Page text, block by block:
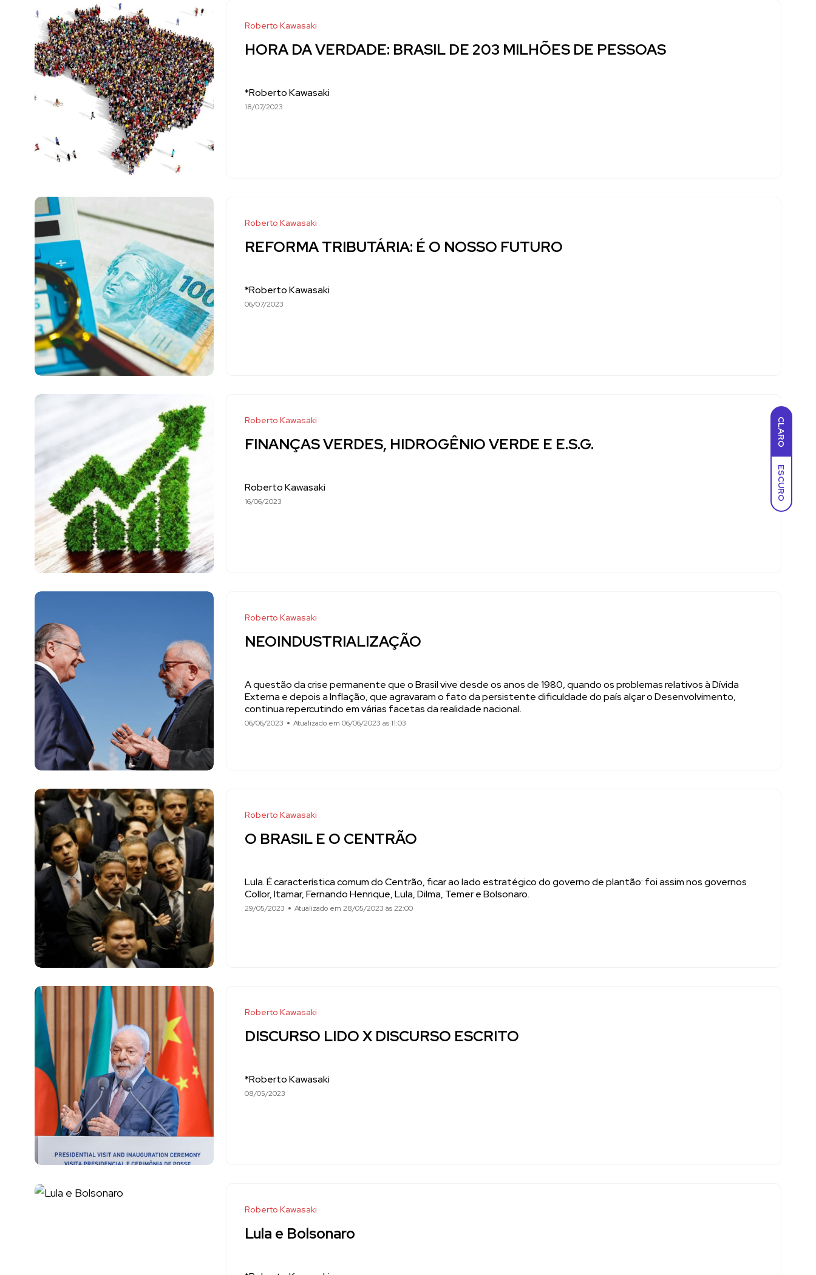
CLARO
ESCURO
Roberto Kawasaki
HORA DA VERDADE: BRASIL DE 203 MILHÕES DE PESSOAS
*Roberto Kawasaki
18/07/2023
Roberto Kawasaki
REFORMA TRIBUTÁRIA: É O NOSSO FUTURO
*Roberto Kawasaki
06/07/2023
Roberto Kawasaki
FINANÇAS VERDES, HIDROGÊNIO VERDE E E.S.G.
Roberto Kawasaki
16/06/2023
Roberto Kawasaki
NEOINDUSTRIALIZAÇÃO
A questão da crise permanente que o Brasil vive desde os anos de 1980, quando os problemas relativos à Dívida
Externa e depois a Inflação, que agravaram o fato da persistente dificuldade do país alçar o Desenvolvimento,
continua repercutindo em várias facetas da realidade nacional.
06/06/2023 Atualizado em 06/06/2023 às 11:03
Roberto Kawasaki
O BRASIL E O CENTRÃO
Lula. É característica comum do Centrão, ficar ao lado estratégico do governo de plantão: foi assim nos governos
Collor, Itamar, Fernando Henrique, Lula, Dilma, Temer e Bolsonaro.
29/05/2023 Atualizado em 28/05/2023 às 22:00
Roberto Kawasaki
DISCURSO LIDO X DISCURSO ESCRITO
*Roberto Kawasaki
08/05/2023
Roberto Kawasaki
Lula e Bolsonaro